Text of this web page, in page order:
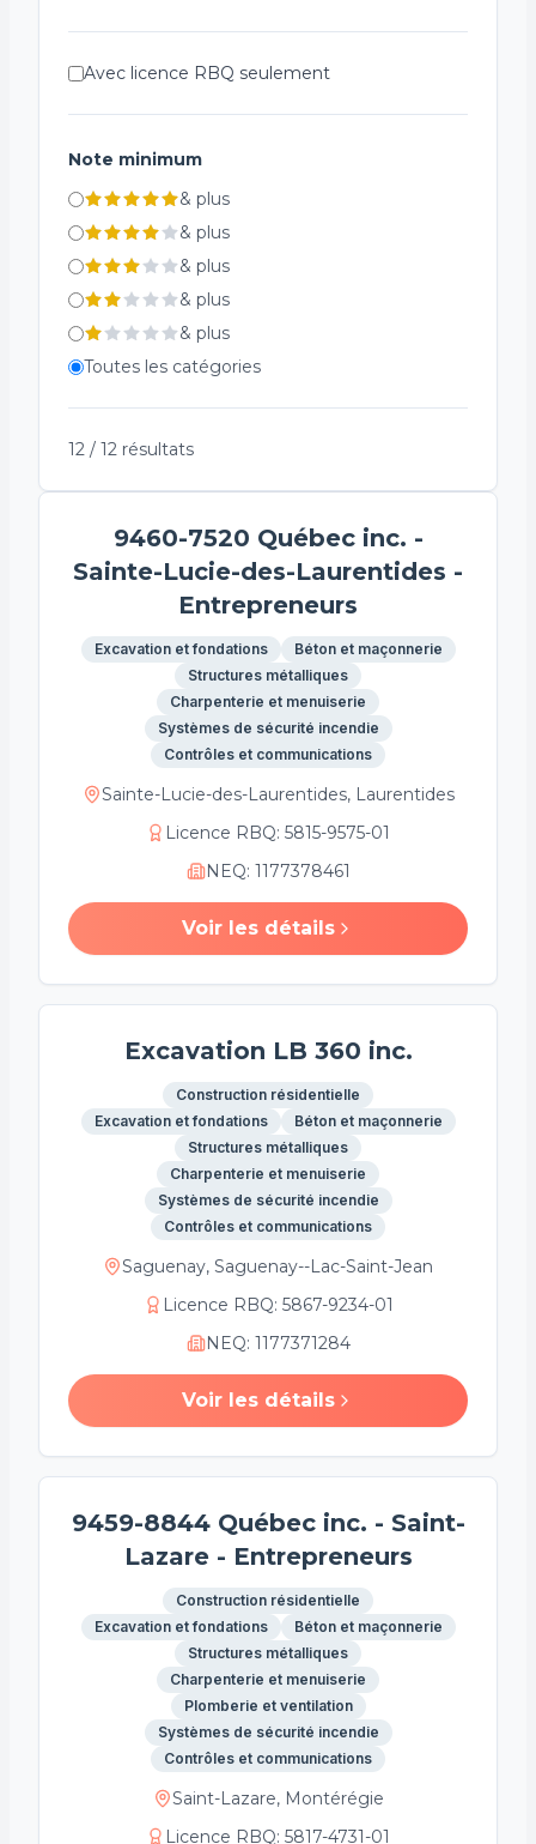
Plomberie et ventilation
Réfrigération
Systèmes de sécurité incendie
Électricité
Avec licence RBQ seulement
Note minimum
& plus
& plus
& plus
& plus
& plus
Toutes les catégories
12 / 12 résultats
9460-7520 Québec inc. -
Sainte-Lucie-des-Laurentides -
Entrepreneurs
Excavation et fondations
Béton et maçonnerie
Structures métalliques
Charpenterie et menuiserie
Systèmes de sécurité incendie
Contrôles et communications
Sainte-Lucie-des-Laurentides, Laurentides
Licence RBQ: 5815-9575-01
NEQ: 1177378461
Voir les détails
Excavation LB 360 inc.
Construction résidentielle
Excavation et fondations
Béton et maçonnerie
Structures métalliques
Charpenterie et menuiserie
Systèmes de sécurité incendie
Contrôles et communications
Saguenay, Saguenay--Lac-Saint-Jean
Licence RBQ: 5867-9234-01
NEQ: 1177371284
Voir les détails
9459-8844 Québec inc. - Saint-
Lazare - Entrepreneurs
Construction résidentielle
Excavation et fondations
Béton et maçonnerie
Structures métalliques
Charpenterie et menuiserie
Plomberie et ventilation
Systèmes de sécurité incendie
Contrôles et communications
Saint-Lazare, Montérégie
Licence RBQ: 5817-4731-01